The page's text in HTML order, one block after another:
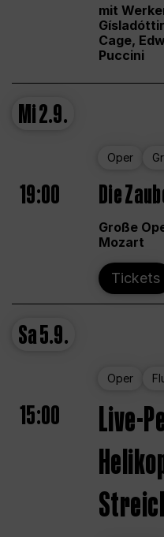
mit
Cage,
Puccini
Mi2.9.
Oper
19:00 Die
Große
Mozart
Tickets
Sa5.9.
Oper
15:00
Live-